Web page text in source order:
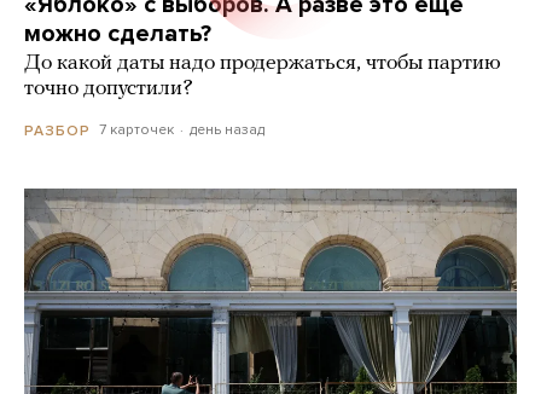
можно сделать?
До какой даты надо продержаться, чтобы партию
точно допустили?
РАЗБОР 7 карточек день назад